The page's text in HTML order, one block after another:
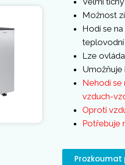
Možnost
Hodí se
Lze
Umožňuje
Nehodí se
vzduch-
Oproti
Potřebuje